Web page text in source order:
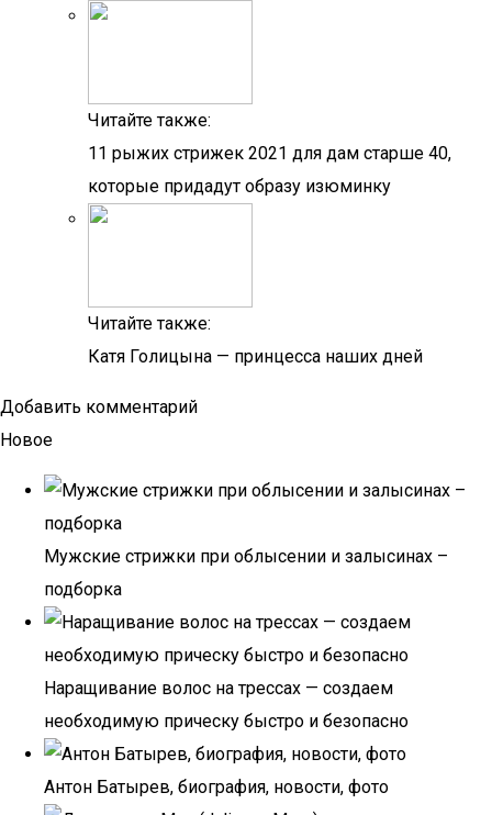
Читайте также:
11 рыжих стрижек 2021 для дам старше 40,
которые придадут образу изюминку
Читайте также:
Катя Голицына — принцесса наших дней
Добавить комментарий
Новое
Мужские стрижки при облысении и залысинах –
подборка
Наращивание волос на трессах — создаем
необходимую прическу быстро и безопасно
Антон Батырев, биография, новости, фото